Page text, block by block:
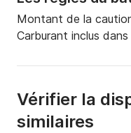
Montant de la
Carburant inclus dans
Vérifier la
similaires